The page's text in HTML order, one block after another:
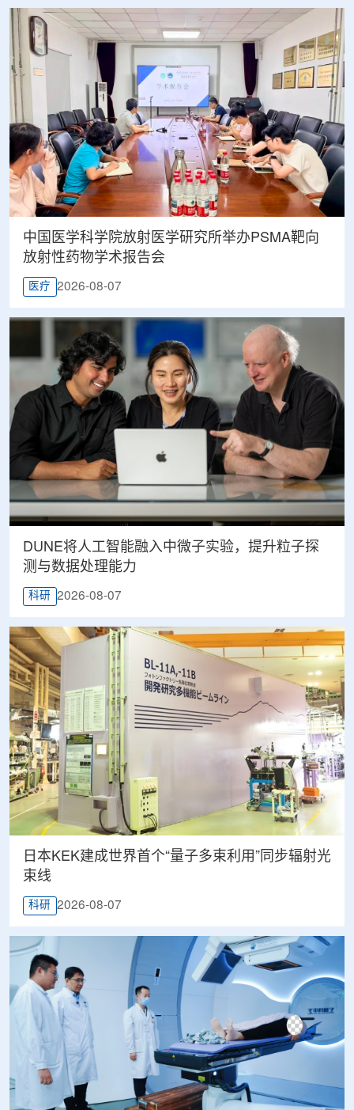
中国医学科学院放射医学研究所举办PSMA靶向
放射性药物学术报告会
医疗 2026-08-07
DUNE将人工智能融入中微子实验，提升粒子探
测与数据处理能力
科研 2026-08-07
日本KEK建成世界首个“量子多束利用”同步辐射光
束线
科研 2026-08-07